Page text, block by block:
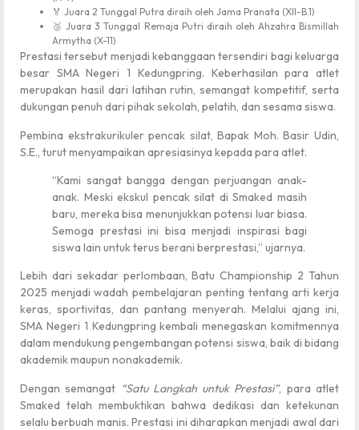
🏅 Juara 2 Tunggal Putra diraih oleh Jama Pranata (XII-B.1)
🥉 Juara 3 Tunggal Remaja Putri diraih oleh Ahzahra Bismillah
Armytha (X-11)
Prestasi tersebut menjadi kebanggaan tersendiri bagi keluarga
besar SMA Negeri 1 Kedungpring. Keberhasilan para atlet
merupakan hasil dari latihan rutin, semangat kompetitif, serta
dukungan penuh dari pihak sekolah, pelatih, dan sesama siswa.
Pembina ekstrakurikuler pencak silat, Bapak Moh. Basir Udin,
S.E., turut menyampaikan apresiasinya kepada para atlet.
“Kami sangat bangga dengan perjuangan anak-
anak. Meski ekskul pencak silat di Smaked masih
baru, mereka bisa menunjukkan potensi luar biasa.
Semoga prestasi ini bisa menjadi inspirasi bagi
siswa lain untuk terus berani berprestasi,” ujarnya.
Lebih dari sekadar perlombaan, Batu Championship 2 Tahun
2025 menjadi wadah pembelajaran penting tentang arti kerja
keras, sportivitas, dan pantang menyerah. Melalui ajang ini,
SMA Negeri 1 Kedungpring kembali menegaskan komitmennya
dalam mendukung pengembangan potensi siswa, baik di bidang
akademik maupun nonakademik.
Dengan semangat “Satu Langkah untuk Prestasi”, para atlet
Smaked telah membuktikan bahwa dedikasi dan ketekunan
selalu berbuah manis. Prestasi ini diharapkan menjadi awal dari